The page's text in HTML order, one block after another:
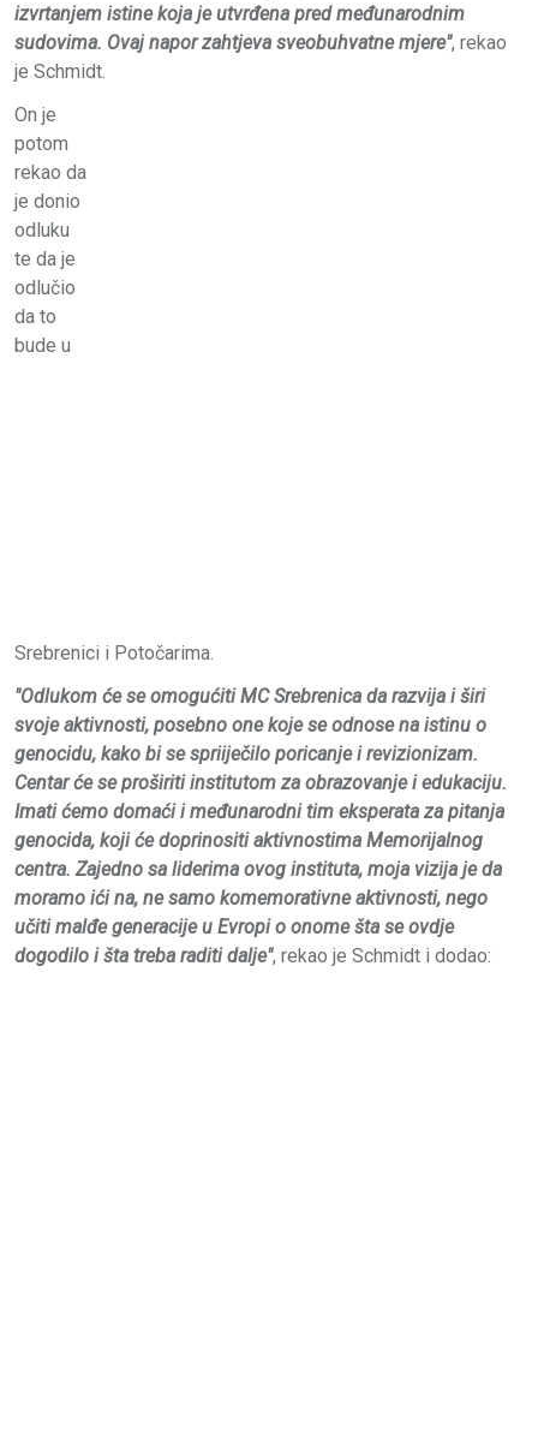
izvrtanjem istine koja je utvrđena pred međunarodnim
sudovima. Ovaj napor zahtjeva sveobuhvatne mjere", rekao
je Schmidt.
On je
potom
rekao da
je donio
odluku
te da je
odlučio
da to
bude u
Srebrenici i Potočarima.
"Odlukom će se omogućiti MC Srebrenica da razvija i širi
svoje aktivnosti, posebno one koje se odnose na istinu o
genocidu, kako bi se spriiječilo poricanje i revizionizam.
Centar će se proširiti institutom za obrazovanje i edukaciju.
Imati ćemo domaći i međunarodni tim eksperata za pitanja
genocida, koji će doprinositi aktivnostima Memorijalnog
centra. Zajedno sa liderima ovog instituta, moja vizija je da
moramo ići na, ne samo komemorativne aktivnosti, nego
učiti malđe generacije u Evropi o onome šta se ovdje
dogodilo i šta treba raditi dalje", rekao je Schmidt i dodao: